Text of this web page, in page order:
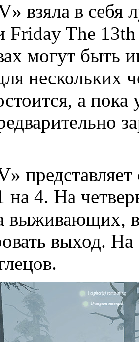
взяла в себя
Friday The
могут быть
нескольких
а
на 4. На
выживающих,
выход. На